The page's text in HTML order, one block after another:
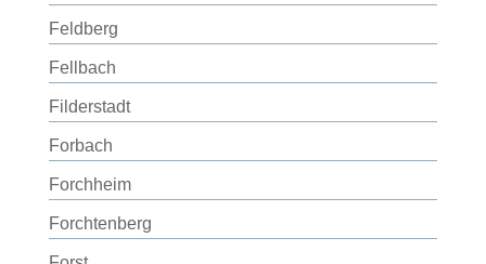
Feldberg
Fellbach
Filderstadt
Forbach
Forchheim
Forchtenberg